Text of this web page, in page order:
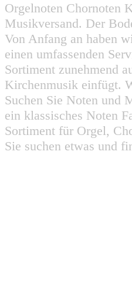
Orgelnoten Chornoten
Musikversand. Der
Von Anfang an haben
einen umfassenden
Sortiment zunehmend
Kirchenmusik einfügt.
Suchen Sie Noten und
ein klassisches Noten
Sortiment für Orgel,
Sie suchen etwas und